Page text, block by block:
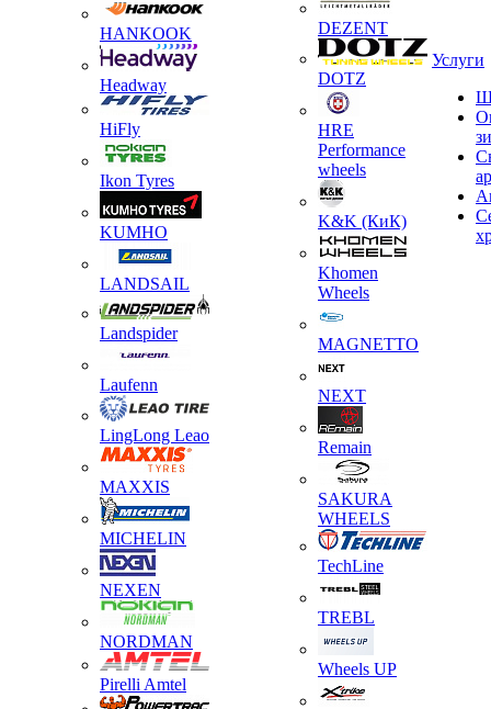
HANKOOK
Headway
HiFly
Ikon Tyres
KUMHO
LANDSAIL
Landspider
Laufenn
LingLong Leao
MAXXIS
MICHELIN
NEXEN
NORDMAN
Pirelli Amtel
DEZENT
DOTZ
HRE
Performance
wheels
K&K (КиК)
Khomen
Wheels
MAGNETTO
NEXT
Remain
SAKURA
WHEELS
TechLine
TREBL
Wheels UP
Услуги